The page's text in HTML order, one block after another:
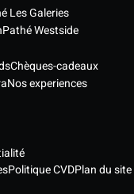
Les Galeries
Pathé Westside
Chèques-cadeaux
Nos experiences
Politique CVDPlan du site